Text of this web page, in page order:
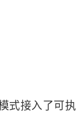
式接入了可执